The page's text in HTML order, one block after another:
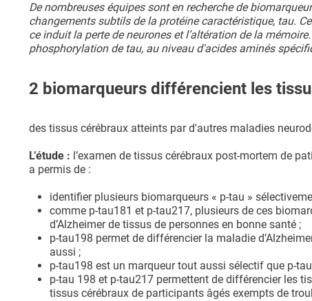
De nombreuses équipes sont en recherche de
changements subtils de la protéine caractéristique, tau.
ce induit la perte de neurones et l’altération de la
phosphorylation de tau, au niveau d'acides aminés
2 biomarqueurs différencient les
des tissus cérébraux atteints par d'autres maladies
L’étude : l’examen de tissus cérébraux post-mortem de
a permis de :
identifier plusieurs biomarqueurs « p-tau »
comme p-tau181 et p-tau217, plusieurs de ces
d’Alzheimer de tissus de personnes en bonne santé ;
p-tau198 permet de différencier la maladie
aussi ;
p-tau198 est un marqueur tout aussi sélectif que p-
p-tau 198 et p-tau217 permettent de différencier les
tissus cérébraux de participants âgés exempts de